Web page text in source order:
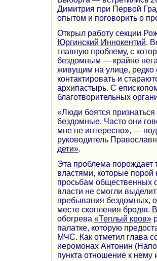
Димитрия при Первой
опытом и поговорить о
Открыл работу секции
Юргинский Иннокентий.
главную проблему, с
бездомным — крайне
живущим на улице, редко
контактировать и
архипастырь. С
благотворительных
«Люди боятся
бездомные. Часто они
мне не интересно», —
руководитель
дети».
Эта проблема порождает
властями, которые порой
просьбам общественных
власти не смогли
пребывания бездомных,
месте скопления бродяг.
обогрева «Теплый кров»
палатке, которую
МЧС. Как отметил глава
иеромонах Антонин
пункта отношение к нему